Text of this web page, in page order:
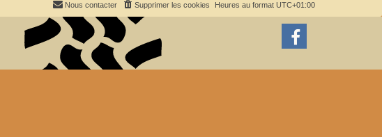
Heures au format UTC+01:00
Supprimer les cookies
Nous contacter